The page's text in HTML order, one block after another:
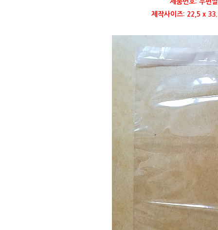
제품번호: 우편
제작사이즈: 22,5 x